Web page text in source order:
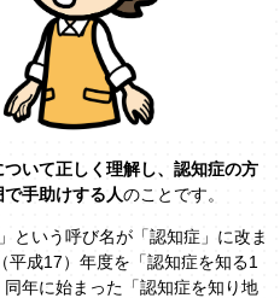
ついて正しく理解し、認知症の方
手助けする人のことです。
という呼び名が「認知症」に改ま
平成17）年度を「認知症を知る1
年に始まった「認知症を知り地